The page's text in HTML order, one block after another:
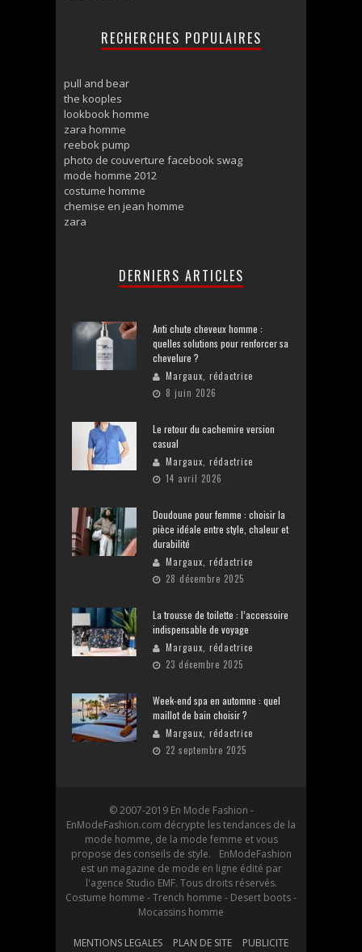
RECHERCHES POPULAIRES
pull and bear
the kooples
lookbook homme
zara homme
reebok pump
photo de couverture facebook swag
mode homme 2012
costume homme
chemise en jean homme
zara
DERNIERS ARTICLES
Anti chute cheveux homme :
quelles solutions pour renforcer sa
chevelure ?
Margaux, rédactrice
8 juin 2026
Le retour du cachemire version
casual
Margaux, rédactrice
14 avril 2026
Doudoune pour femme : choisir la
pièce idéale entre style, chaleur et
durabilité
Margaux, rédactrice
28 décembre 2025
La trousse de toilette : l’accessoire
indispensable de voyage
Margaux, rédactrice
23 décembre 2025
Week-end spa en automne : quel
maillot de bain choisir ?
Margaux, rédactrice
22 septembre 2025
© 2007-2019 En Mode Fashion -
EnModeFashion.com décrypte les tendances de la
mode homme, de la mode femme et vous
propose des conseils de style. EnModeFashion
est un magazine de mode en ligne édité par
l'agence Studio EMF. Tous droits réservés.
Costume homme - Trench homme - Desert boots -
Mocassins homme
MENTIONS LEGALES PLAN DE SITE
PUBLICITE